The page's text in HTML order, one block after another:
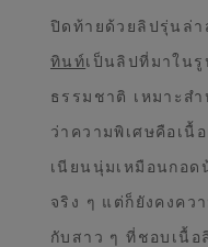
ปิดท้ายด้วยลิปรุ่นล่
ทินท์เป็นลิปที่มาใน
ธรรมชาติ เหมาะส
ว่าความพิเศษคือเนื้
เนียนนุ่มเหมือนกอ
จริง ๆ แต่ก็ยังคงคว
กับสาว ๆ ที่ชอบเนื้อ